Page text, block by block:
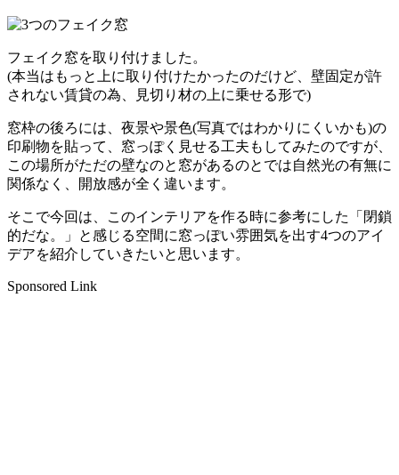
フェイク窓を取り付けました。
(本当はもっと上に取り付けたかったのだけど、壁固定が許
されない賃貸の為、見切り材の上に乗せる形で)
窓枠の後ろには、夜景や景色(写真ではわかりにくいかも)の
印刷物を貼って、窓っぽく見せる工夫もしてみたのですが、
この場所がただの壁なのと窓があるのとでは自然光の有無に
関係なく、開放感が全く違います。
そこで今回は、このインテリアを作る時に参考にした「閉鎖
的だな。」と感じる空間に窓っぽい雰囲気を出す4つのアイ
デアを紹介していきたいと思います。
Sponsored Link